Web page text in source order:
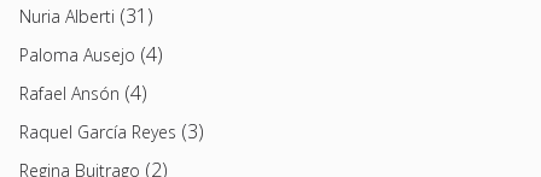
Nuria Alberti (31)
Paloma Ausejo (4)
Rafael Ansón (4)
Raquel García Reyes (3)
Regina Buitrago (2)